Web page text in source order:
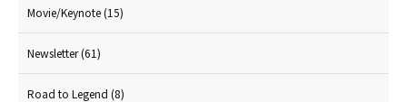
Movie/Keynote(15)
Newsletter(61)
Road to Legend (8)